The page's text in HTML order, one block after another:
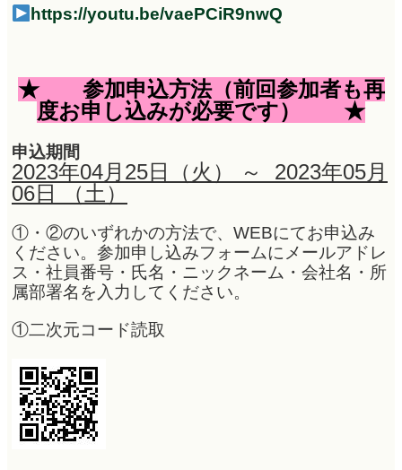
https://youtu.be/vaePCiR9nwQ
★参加申込方法（前回参加者も再
度お申し込みが必要です） ★
申込期間
2023年04月25日（火） ～ 2023年05月
06日 （土）
①・②のいずれかの方法で、WEBにてお申込み
ください。参加申し込みフォームにメールアドレ
ス・社員番号・氏名・ニックネーム・会社名・所
属部署名を入力してください。
①二次元コード読取